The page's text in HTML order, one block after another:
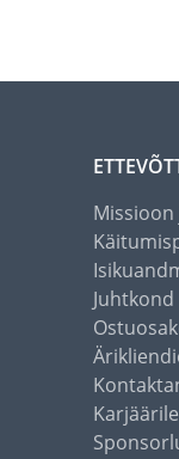
Juhtkond